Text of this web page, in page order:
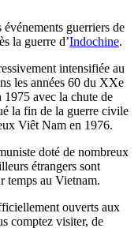
guerriers de
la guerre d’Indochine.
intensifiée au
les années 60 du XXe
1975 avec la chute de
la fin de la guerre civile
Viêt Nam en 1976.
doté de nombreux
étrangers sont
temps au Vietnam.
ouverts aux
comptez visiter, de